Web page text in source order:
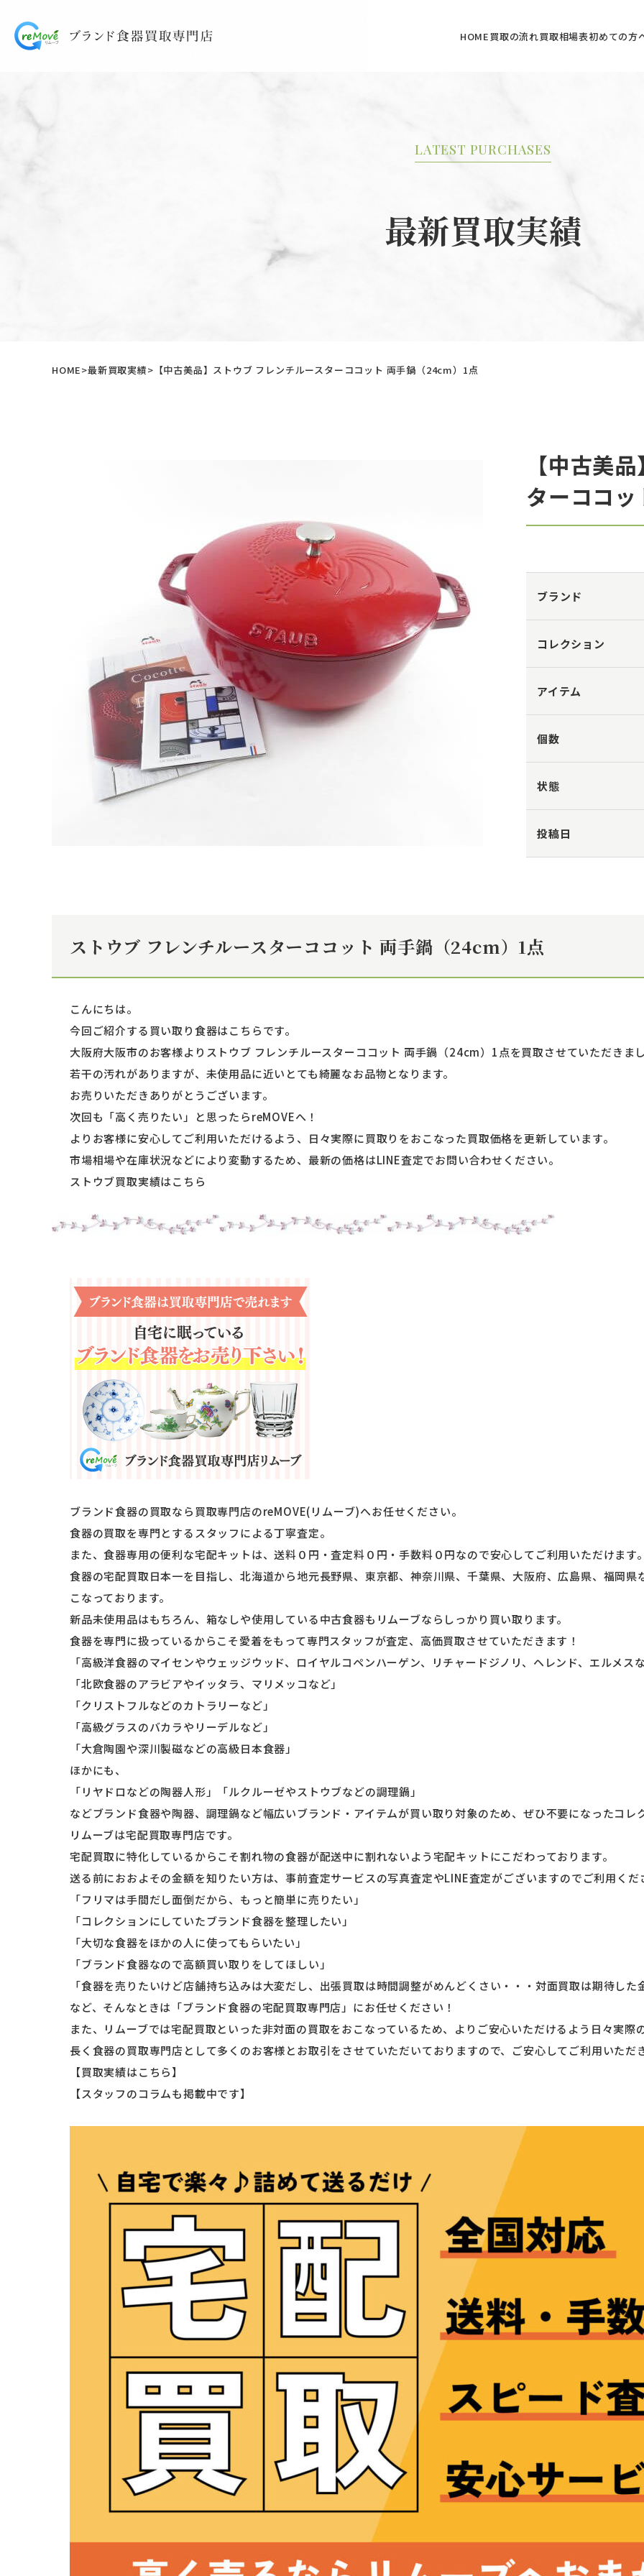
HOME買取の流れ買取相場表初めての方
LATEST PURCHASES
最新買取実績
HOME 最新買取実績 【中古美品】ストウブ フレンチルースターココット 両手鍋（24cm）1点
【中古美
ターココ
ブランド
コレクション
アイテム
個数
状態
投稿日
ストウブ フレンチルースターココット 両手鍋（24cm）1点
こんにちは。
今回ご紹介する買い取り食器はこちらです。
大阪府大阪市のお客様よりストウブ フレンチルースターココット 両手鍋（24cm）1点を買取させていただきま
若干の汚れがありますが、未使用品に近いとても綺麗なお品物となります。
お売りいただきありがとうございます。
次回も「高く売りたい」と思ったらreMOVEへ！
よりお客様に安心してご利用いただけるよう、日々実際に買取りをおこなった買取価格を更新しています。
市場相場や在庫状況などにより変動するため、最新の価格はLINE査定でお問い合わせください。
ストウブ買取実績はこちら
ブランド食器の買取なら買取専門店のreMOVE(リムーブ)へお任せください。
食器の買取を専門とするスタッフによる丁寧査定。
また、食器専用の便利な宅配キットは、送料０円・査定料０円・手数料０円なので安心してご利用いただけます
食器の宅配買取日本一を目指し、北海道から地元長野県、東京都、神奈川県、千葉県、大阪府、広島県、福岡
こなっております。
新品未使用品はもちろん、箱なしや使用している中古食器もリムーブならしっかり買い取ります。
食器を専門に扱っているからこそ愛着をもって専門スタッフが査定、高価買取させていただきます！
「高級洋食器のマイセンやウェッジウッド、ロイヤルコペンハーゲン、リチャードジノリ、ヘレンド、エルメス
「北欧食器のアラビアやイッタラ、マリメッコなど」
「クリストフルなどのカトラリーなど」
「高級グラスのバカラやリーデルなど」
「大倉陶園や深川製磁などの高級日本食器」
ほかにも、
「リヤドロなどの陶器人形」「ルクルーゼやストウブなどの調理鍋」
などブランド食器や陶器、調理鍋など幅広いブランド・アイテムが買い取り対象のため、ぜひ不要になったコ
リムーブは宅配買取専門店です。
宅配買取に特化しているからこそ割れ物の食器が配送中に割れないよう宅配キットにこだわっております。
送る前におおよその金額を知りたい方は、事前査定サービスの写真査定やLINE査定がございますのでご利用くだ
「フリマは手間だし面倒だから、もっと簡単に売りたい」
「コレクションにしていたブランド食器を整理したい」
「大切な食器をほかの人に使ってもらいたい」
「ブランド食器なので高額買い取りをしてほしい」
「食器を売りたいけど店舗持ち込みは大変だし、出張買取は時間調整がめんどくさい・・・対面買取は期待し
など、そんなときは「ブランド食器の宅配買取専門店」にお任せください！
また、リムーブでは宅配買取といった非対面の買取をおこなっているため、よりご安心いただけるよう日々実際
長く食器の買取専門店として多くのお客様とお取引をさせていただいておりますので、ご安心してご利用いた
【買取実績はこちら】
【スタッフのコラムも掲載中です】